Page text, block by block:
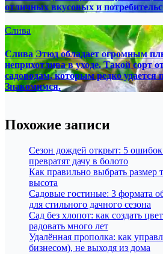
отличных вкусовых и
Слива
Слива Этюд обладает огромным
неприхотлива в уходе. Такой сорт
садоводам, которым редко удается
Знакомимся.
Похожие записи
Сезон дождей открыт: 5
превратят дачу в болото
Как правильно выбрать
высота
Садовые гостиные: 3 формата
для стильного дачного сезона
Сад без хлопот: как создать
радовать много лет
Удалённая прополка: как
бизнесом), не выходя из дома